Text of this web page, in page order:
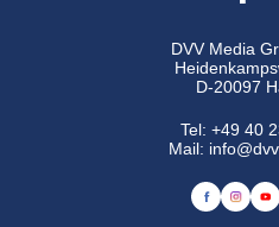
DVV Media
D-20097
Tel:+49 40
Mail: